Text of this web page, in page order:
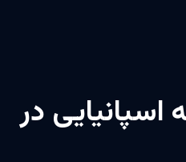
اسپانیایی در